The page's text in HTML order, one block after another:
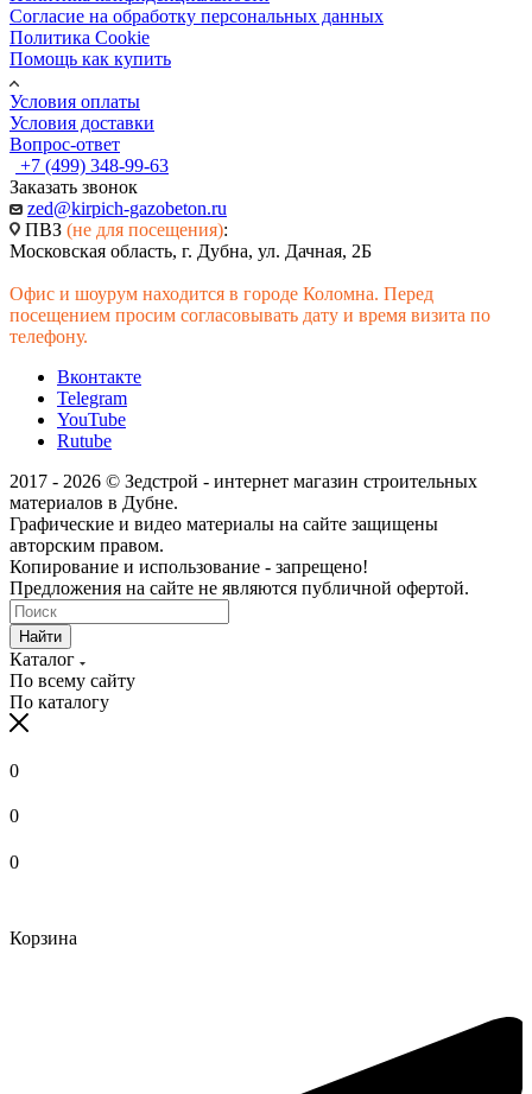
Согласие на обработку персональных данных
Политика Cookie
Помощь как купить
Условия оплаты
Условия доставки
Вопрос-ответ
+7 (499) 348-99-63
Заказать звонок
zed@kirpich-gazobeton.ru
ПВЗ (не для посещения):
Московская область, г. Дубна, ул. Дачная, 2Б
Офис и шоурум находится в городе Коломна. Перед
посещением просим согласовывать дату и время визита по
телефону.
Вконтакте
Telegram
YouTube
Rutube
2017 - 2026 © Зедстрой - интернет магазин строительных
материалов в Дубне.
Графические и видео материалы на сайте защищены
авторским правом.
Копирование и использование - запрещено!
Предложения на сайте не являются публичной офертой.
Найти
Каталог
По всему сайту
По каталогу
0
0
0
Корзина